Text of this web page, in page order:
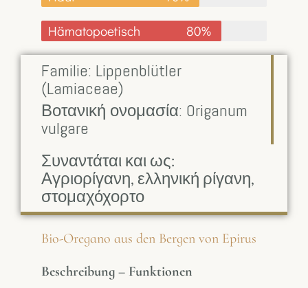
Hämatopoetisch
80%
Familie: Lippenblütler
(Lamiaceae)
Βοτανική ονομασία: Origanum
vulgare
Συναντάται και ως:
Αγριορίγανη, ελληνική ρίγανη,
στομαχόχορτο
Bio-Oregano aus den Bergen von Epirus
Beschreibung – Funktionen